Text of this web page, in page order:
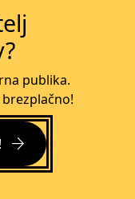
publika.
arrow_forward